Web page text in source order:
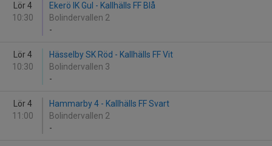
Lör 4
10:30
Ekerö IK Gul - Kallhälls FF Blå
Bolindervallen 2
-
Lör 4
10:30
Hässelby SK Röd - Kallhälls FF Vit
Bolindervallen 3
-
Lör 4
11:00
Hammarby 4 - Kallhälls FF Svart
Bolindervallen 2
-